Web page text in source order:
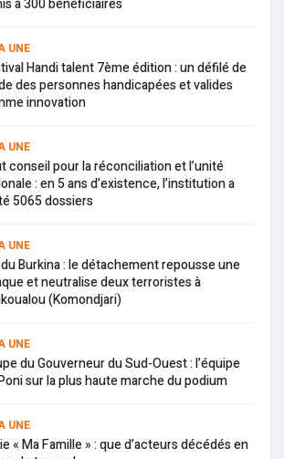
à 300 bénéficiaires
UNE
Handi talent 7ème édition : un défilé de
des personnes handicapées et valides
innovation
UNE
conseil pour la réconciliation et l’unité
: en 5 ans d’existence, l’institution a
5065 dossiers
UNE
Burkina : le détachement repousse une
et neutralise deux terroristes à
(Komondjari)
UNE
du Gouverneur du Sud-Ouest : l’équipe
sur la plus haute marche du podium
UNE
« Ma Famille » : que d’acteurs décédés en